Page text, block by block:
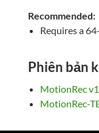
Recommended:
Requires a
Phiên bản
MotionRec
MotionRec-